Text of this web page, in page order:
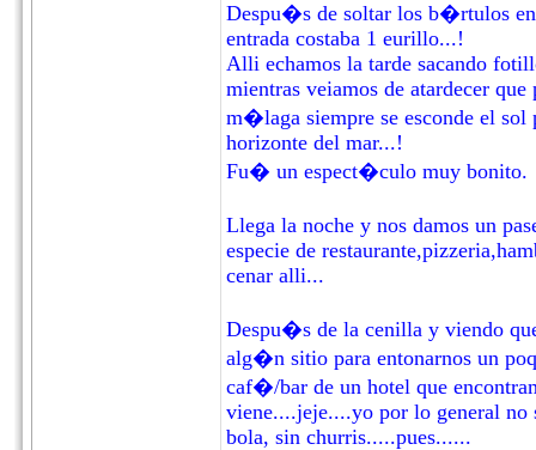
Despu�s de soltar los b�rtulos en
entrada costaba 1 eurillo...!
Alli echamos la tarde sacando
mientras veiamos de atardecer
m�laga siempre se esconde el
horizonte del mar...!
Fu� un espect�culo muy bonito.
Llega la noche y nos damos un
especie de
cenar alli...
Despu�s de la cenilla y viendo
alg�n sitio para entonarnos un
caf�/bar de un hotel que
viene....jeje....yo por lo general no
bola, sin churris.....pues......